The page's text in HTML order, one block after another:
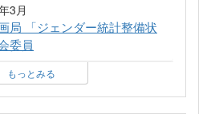
3月
局 「ジェンダー統計整備状
委員
もっとみる